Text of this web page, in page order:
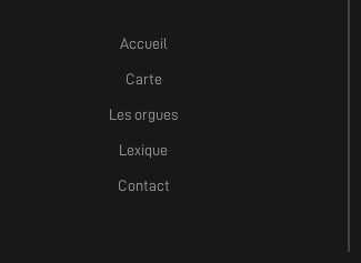
Accueil
Carte
Les orgues
Lexique
Contact